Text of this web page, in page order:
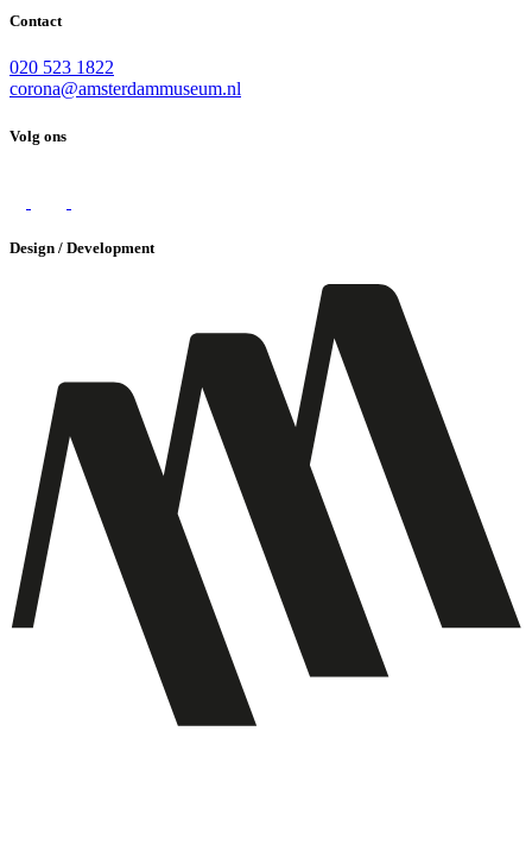
Contact
020 523 1822
corona@amsterdammuseum.nl
Volg ons
Design / Development